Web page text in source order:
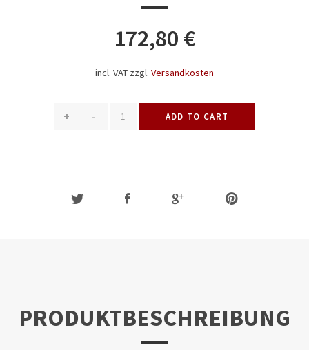
172,80 €
incl. VAT zzgl. Versandkosten
+ - ADD TO CART
PRODUKTBESCHREIBUNG